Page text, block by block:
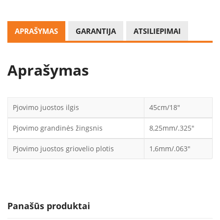
APRAŠYMAS GARANTIJA ATSILIEPIMAI
Aprašymas
Pjovimo juostos ilgis 45cm/18″
Pjovimo grandinės žingsnis 8,25mm/.325″
Pjovimo juostos griovelio plotis 1,6mm/.063″
Panašūs produktai